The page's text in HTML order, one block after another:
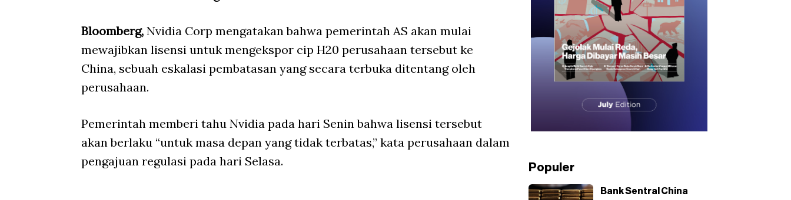
Bloomberg, Nvidia Corp mengatakan bahwa pemerintah AS akan mulai
mewajibkan lisensi untuk mengekspor cip H20 perusahaan tersebut ke
China, sebuah eskalasi pembatasan yang secara terbuka ditentang oleh
perusahaan.
Pemerintah memberi tahu Nvidia pada hari Senin bahwa lisensi tersebut
akan berlaku “untuk masa depan yang tidak terbatas,” kata perusahaan dalam
pengajuan regulasi pada hari Selasa.
Populer
Bank Sentral China